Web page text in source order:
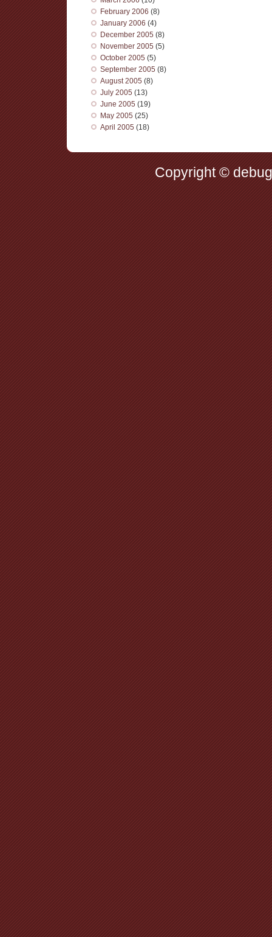
February 2006 (8)
January 2006 (4)
December 2005 (8)
November 2005 (5)
October 2005 (5)
September 2005 (8)
August 2005 (8)
July 2005 (13)
June 2005 (19)
May 2005 (25)
April 2005 (18)
Copyright ©